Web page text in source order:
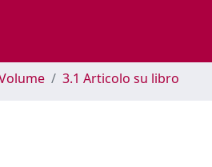
3.1 Articolo su libro